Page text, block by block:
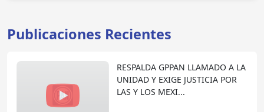
Publicaciones Recientes
RESPALDA GPPAN LLAMADO A LA
UNIDAD Y EXIGE JUSTICIA POR
LAS Y LOS MEXI...